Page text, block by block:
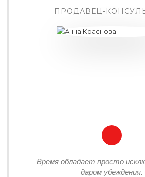
ПРОДАВЕЦ-
Время обладает просто
даром убеждения.